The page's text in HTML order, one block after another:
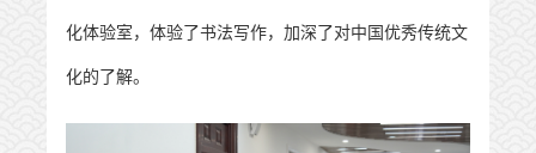
化体验室 ，体验了书法写作，加深了对中国优秀传统文
化的了解。